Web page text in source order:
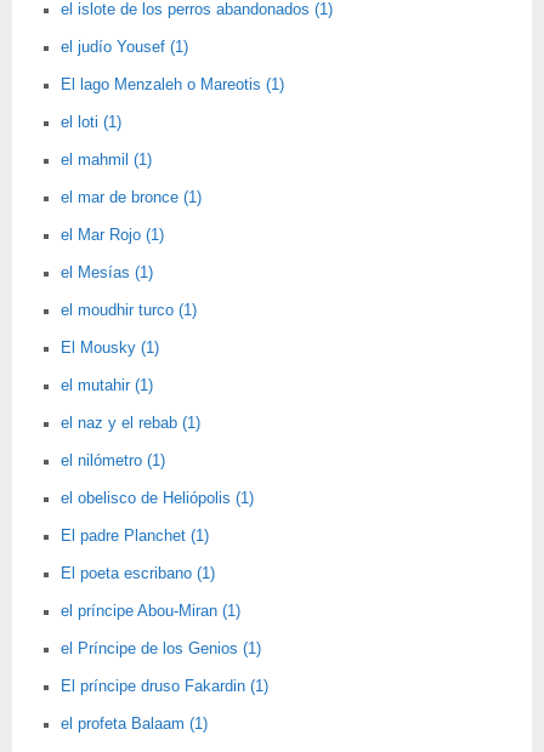
el islote de los perros abandonados (1)
el judío Yousef (1)
El lago Menzaleh o Mareotis (1)
el loti (1)
el mahmil (1)
el mar de bronce (1)
el Mar Rojo (1)
el Mesías (1)
el moudhir turco (1)
El Mousky (1)
el mutahir (1)
el naz y el rebab (1)
el nilómetro (1)
el obelisco de Heliópolis (1)
El padre Planchet (1)
El poeta escribano (1)
el príncipe Abou-Miran (1)
el Príncipe de los Genios (1)
El príncipe druso Fakardin (1)
el profeta Balaam (1)